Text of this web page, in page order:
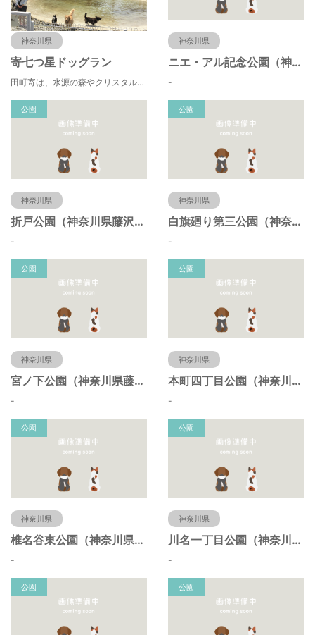
神奈川県
寄七つ星ドッグラン
田町寄は、水源の森やクリスタルな清流 、 満天の星空などの豊かな自然に包まれ、 食や農、芸術の魅力あふれる川の里です。 ドッグランエリアを中心とした『やどりき七つ星ヴィレッジ』を ゆっくりお楽しみください。
神奈川県
ニエ・アル記念公園（神奈川県藤沢市）
-
公園
神奈川県
折戸公園（神奈川県藤沢市）
-
公園
神奈川県
白旗廻り第三公園（神奈川県藤沢市）
-
公園
神奈川県
宮ノ下公園（神奈川県藤沢市）
-
公園
神奈川県
本町四丁目公園（神奈川県藤沢市）
-
公園
神奈川県
椎名谷東公園（神奈川県藤沢市）
-
公園
神奈川県
川名一丁目公園（神奈川県藤沢市）
-
公園 公園